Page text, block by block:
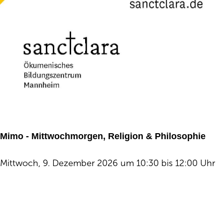
Mimo - Mittwochmorgen, Religion & Philosophie
Mittwoch, 9. Dezember 2026 um 10:30 bis 12:00 Uhr